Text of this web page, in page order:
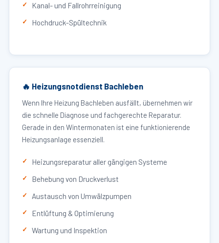
Kanal- und Fallrohrreinigung
Hochdruck-Spültechnik
🔥 Heizungsnotdienst Bachleben
Wenn Ihre Heizung Bachleben ausfällt, übernehmen wir
die schnelle Diagnose und fachgerechte Reparatur.
Gerade in den Wintermonaten ist eine funktionierende
Heizungsanlage essenziell.
Heizungsreparatur aller gängigen Systeme
Behebung von Druckverlust
Austausch von Umwälzpumpen
Entlüftung & Optimierung
Wartung und Inspektion